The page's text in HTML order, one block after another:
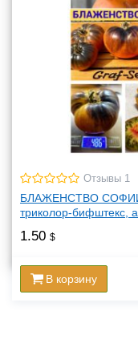
Отзывы 1
БЛАЖЕНСТВО СОФИИ
триколор-бифштекс,
1.50 $
В корзину